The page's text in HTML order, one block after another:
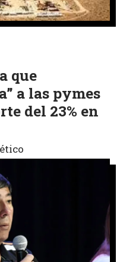
que
a las pymes
del 23% en